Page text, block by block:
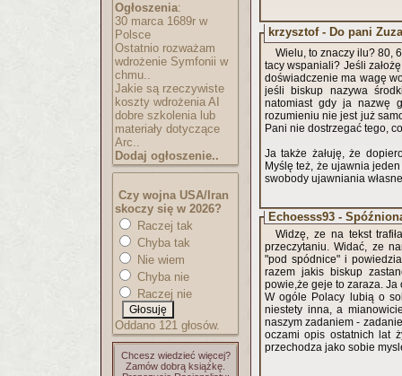
Ogłoszenia:
30 marca 1689r w
Polsce
Ostatnio rozważam
wdrożenie Symfonii w
chmu..
Jakie są rzeczywiste
koszty wdrożenia AI
dobre szkolenia lub
materiały dotyczące
Arc..
Dodaj ogłoszenie..
Czy wojna USA/Iran
skoczy się w 2026?
Raczej tak
Chyba tak
Nie wiem
Chyba nie
Raczej nie
Oddano 121 głosów.
Chcesz wiedzieć więcej?
Zamów dobrą książkę.
krzysztof - Do pani
Wielu, to znaczy ilu? 80,
tacy wspaniali? Jeśli
doświadczenie ma wagę
jeśli biskup nazywa
natomiast gdy ja nazwę
rozumieniu nie jest już
Pani nie dostrzegać tego,
Ja także żałuję, że
Myślę też, że ujawnia
swobody ujawniania
Echoesss93 -
Widzę, ze na tekst
przeczytaniu. Widać, ze
"pod spódnice" i
razem jakis biskup
powie,że geje to zaraza. Ja
W ogóle Polacy lubią o
niestety inna, a
naszym zadaniem -
oczami opis ostatnich lat
przechodza jako sobie